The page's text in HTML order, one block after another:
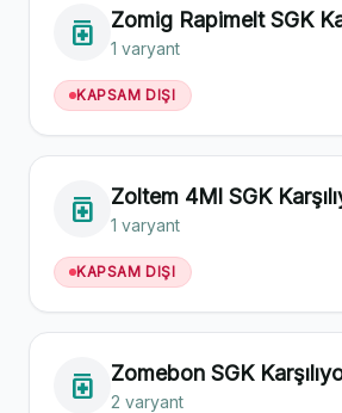
medication Zomig Rapimelt SGK
1 varyant
KAPSAM DIŞI
medication Zoltem 4Ml SGK
1 varyant
KAPSAM DIŞI
medication Zomebon SGK
2 varyant